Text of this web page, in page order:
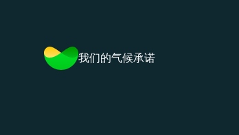
我们的气候承诺